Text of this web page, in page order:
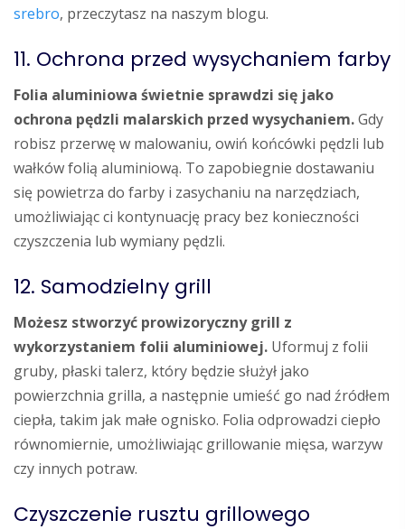
srebro, przeczytasz na naszym blogu.
11. Ochrona przed wysychaniem farby
Folia aluminiowa świetnie sprawdzi się jako
ochrona pędzli malarskich przed wysychaniem.Gdy
robisz przerwę w malowaniu, owiń końcówki pędzli lub
wałków folią aluminiową. To zapobiegnie dostawaniu
się powietrza do farby i zasychaniu na narzędziach,
umożliwiając ci kontynuację pracy bez konieczności
czyszczenia lub wymiany pędzli.
12. Samodzielny grill
Możesz stworzyć prowizoryczny grill z
wykorzystaniem folii aluminiowej. Uformuj z folii
gruby, płaski talerz, który będzie służył jako
powierzchnia grilla, a następnie umieść go nad źródłem
ciepła, takim jak małe ognisko. Folia odprowadzi ciepło
równomiernie, umożliwiając grillowanie mięsa, warzyw
czy innych potraw.
Czyszczenie rusztu grillowego